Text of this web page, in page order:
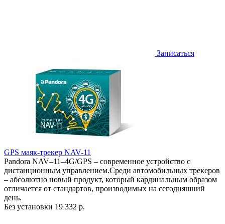
Записаться
GPS маяк-трекер NAV-11
Pandora NAV–11–4G/GPS – современное устройство с
дистанционным управлением.Среди автомобильных трекеров
– абсолютно новый продукт, который кардинальным образом
отличается от стандартов, производимых на сегодняшний
день.
Без установки 19 332 р.